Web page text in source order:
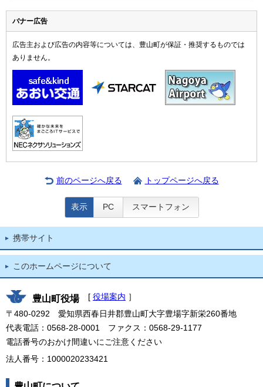
バナー広告
広告主および広告の内容等については、豊山町が保証・推奨するものでは
ありません。
前のページへ戻る トップページへ戻る
表示 PC スマートフォン
携帯サイト
このホームページについて
豊山町役場 [ 役場案内 ］
〒480-0292 愛知県西春日井郡豊山町大字豊場字新栄260番地
代表電話：0568-28-0001 ファクス：0568-29-1177
電話番号のおかけ間違いにご注意ください
法人番号：1000020233421